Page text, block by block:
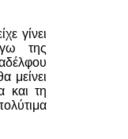
γίνει
της
μείνει
και τη